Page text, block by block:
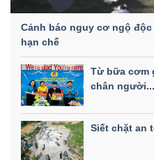
Cảnh báo nguy cơ ngộ
hạn chế
Từ bữa cơm
chân người...
Siết chặt an